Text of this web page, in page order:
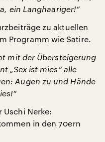
ein Langhaariger!“
zu aktuellen
Programm wie Satire.
mit der Übersteigerung
„Sex ist mies“ alle
Augen zu und Hände
Nerke:
in den 70ern